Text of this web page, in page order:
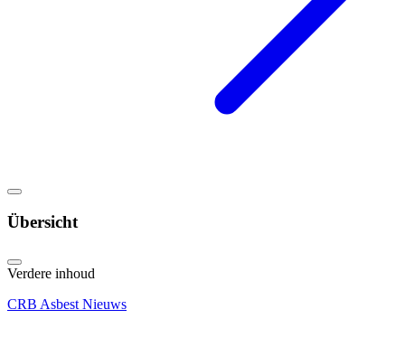
Übersicht
Verdere inhoud
CRB Asbest Nieuws